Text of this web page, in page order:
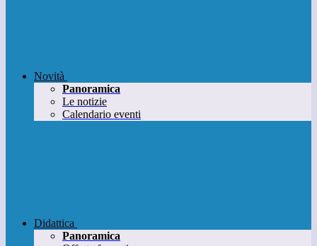
Novità
Panoramica
Le notizie
Calendario eventi
Didattica
Panoramica